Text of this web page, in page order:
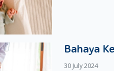
Bahaya
30 July 2024